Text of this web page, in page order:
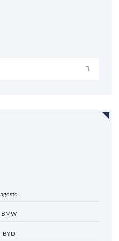
agosto
BMW
BYD